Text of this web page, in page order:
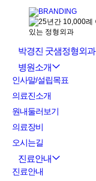
박경진 굿샘정형외과
병원소개
인사말/설립목표
의료진소개
원내둘러보기
의료장비
오시는길
진료안내
진료안내